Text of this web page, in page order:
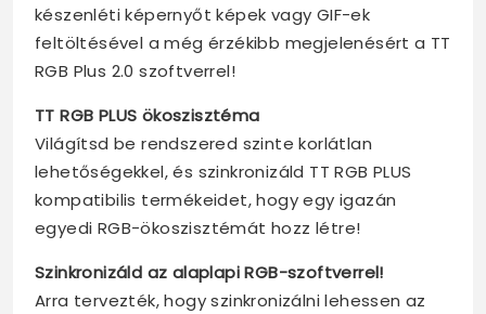
készenléti képernyőt képek vagy GIF-ek
feltöltésével a még érzékibb megjelenésért a TT
RGB Plus 2.0 szoftverrel!
TT RGB PLUS ökoszisztéma
Világítsd be rendszered szinte korlátlan
lehetőségekkel, és szinkronizáld TT RGB PLUS
kompatibilis termékeidet, hogy egy igazán
egyedi RGB-ökoszisztémát hozz létre!
Szinkronizáld az alaplapi RGB-szoftverrel!
Arra tervezték, hogy szinkronizálni lehessen az